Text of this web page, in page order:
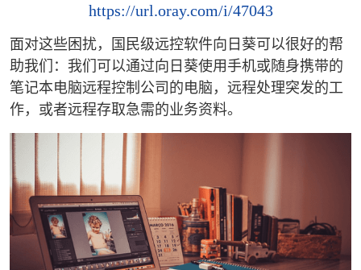
https://url.oray.com/i/47043
面对这些困扰，国民级远控软件向日葵可以很好的帮
助我们：我们可以通过向日葵使用手机或随身携带的
笔记本电脑远程控制公司的电脑，远程处理突发的工
作，或者远程存取急需的业务资料。